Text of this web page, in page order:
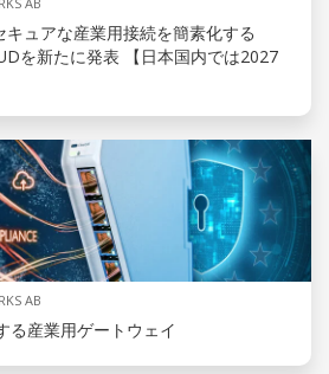
キュアな産業用接続を簡素化する
を新たに発表 【日本国内では2027
AB
る産業用ゲートウェイ